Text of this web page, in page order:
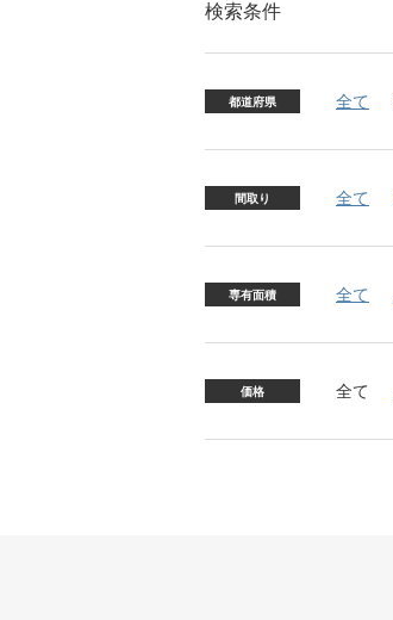
検索条件
都道府県 全て
間取り 全て
専有面積 全て
価格 全て